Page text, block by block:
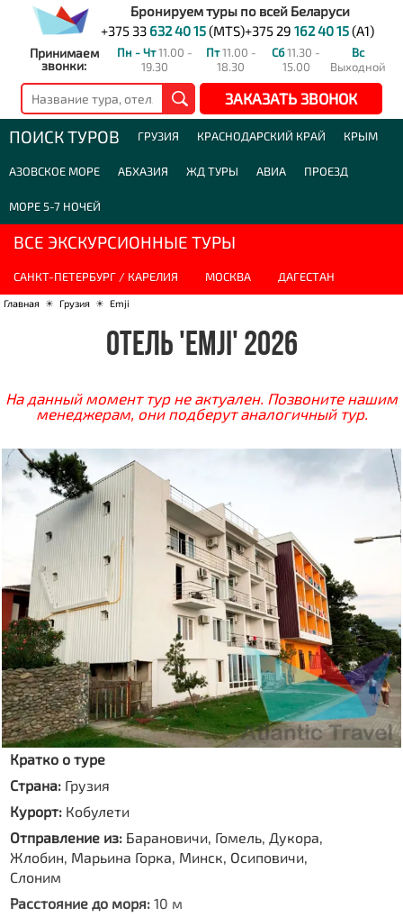
Бронируем туры по всей Беларуси
+375 33 632 40 15(MTS)+375 29 162 40 15(A1)
Принимаем
звонки:
Пн - Чт11.00 -
19.30
Пт11.00 -
18.30
Сб11.30 -
15.00
Вс
Выходной
ЗАКАЗАТЬ ЗВОНОК
ПОИСК ТУРОВ ГРУЗИЯ КРАСНОДАРСКИЙ КРАЙ КРЫМ
АЗОВСКОЕ МОРЕ АБХАЗИЯ ЖД ТУРЫ АВИА ПРОЕЗД
МОРЕ 5-7 НОЧЕЙ
ВСЕ ЭКСКУРСИОННЫЕ ТУРЫ
САНКТ-ПЕТЕРБУРГ / КАРЕЛИЯ МОСКВА ДАГЕСТАН
Главная ☀ Грузия ☀ Emji
ОТЕЛЬ 'EMJI' 2026
На данный момент тур не актуален. Позвоните нашим
менеджерам, они подберут аналогичный тур.
Кратко о туре
Страна: Грузия
Курорт: Кобулети
Отправление из: Барановичи, Гомель, Дукора,
Жлобин, Марьина Горка, Минск, Осиповичи,
Слоним
Расстояние до моря: 10 м